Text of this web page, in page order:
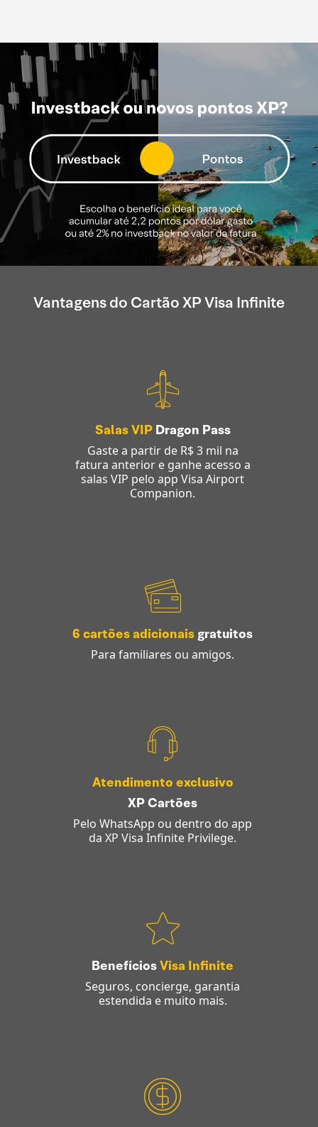
Vantagens do Cartão XP Visa Infinite
Salas VIPDragon Pass
Gaste a partir de R$ 3 mil na
fatura anterior e ganhe acesso a
salas VIP pelo app Visa Airport
Companion.
6 cartões adicionais gratuitos
Para familiares ou amigos.
Atendimento exclusivo
XP Cartões
Pelo WhatsApp ou dentro do app
da XP Visa Infinite Privilege.
BenefíciosVisa Infinite
Seguros, concierge, garantia
estendida e muito mais.